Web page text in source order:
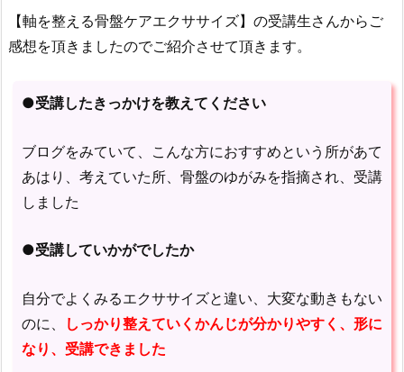
【軸を整える骨盤ケアエクササイズ】の受講生さんからご
感想を頂きましたのでご紹介させて頂きます。
●受講したきっかけを教えてください
ブログをみていて、こんな方におすすめという所があて
あはり、考えていた所、骨盤のゆがみを指摘され、受講
しました
●受講していかがでしたか
自分でよくみるエクササイズと違い、大変な動きもない
のに、
しっかり整えていくかんじが分かりやすく、形に
なり、受講できました